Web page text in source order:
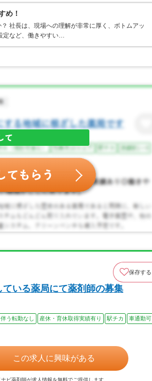
め！
社長は、現場への理解が非常に厚く、ボトムアッ
定など、働きやすい…
保存する
ている薬局にて薬剤師の募集
う転勤なし 産休・育休取得実績有り 駅チカ
車通勤可
この求人に興味がある
ナビ薬剤師が求人情報を無料でご提供します。